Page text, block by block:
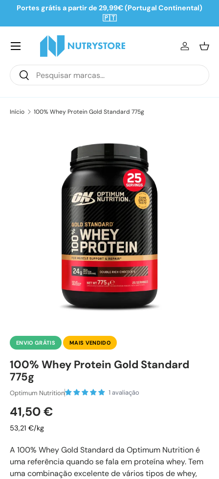
Portes grátis a partir de 29,99€ (Portugal Continental)
🇵🇹
Pesquisar
Pesquisar
Iniciar
Início 100% Whey Protein Gold Standard 775g
Saltar para a informação do produto
ENVIO GRÁTIS MAIS VENDIDO
100% Whey Protein Gold Standard
775g
Optimum Nutrition 1 avaliação
Preço normal
41,50 €
53,21 €/kg
A 100% Whey Gold Standard da Optimum Nutrition é
uma referência quando se fala em proteína whey. Tem
uma combinação excelente de vários tipos de whey,